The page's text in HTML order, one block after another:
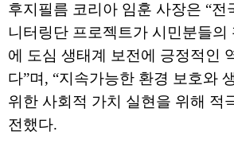
후지필름 코리아 임훈 사장은 “전
니터링단 프로젝트가 시민분들의
에 도심 생태계 보전에 긍정적인
다”며, “지속가능한 환경 보호와
위한 사회적 가치 실현을 위해 적
전했다.